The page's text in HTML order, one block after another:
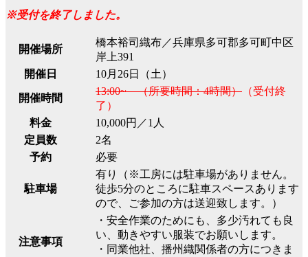
※受付を終了しました。
開催場所
橋本裕司織布／兵庫県多可郡多可町中区
岸上391
開催日
10月26日（土）
開催時間
13:00~ （所要時間：4時間） （受付終
了）
料金
10,000円／1人
定員数
2名
予約
必要
駐車場
有り（※工房には駐車場がありません。
徒歩5分のところに駐車スペースあります
ので、ご参加の方は送迎致します。）
注意事項
・安全作業のためにも、多少汚れても良
い、動きやすい服装でお願いします。
・同業他社、播州織関係者の方につきま